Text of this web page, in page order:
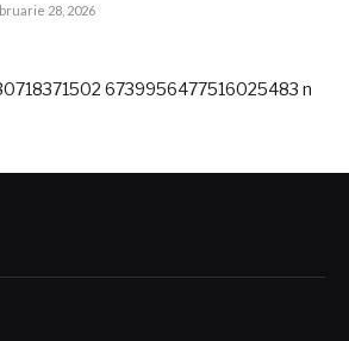
28, 2026